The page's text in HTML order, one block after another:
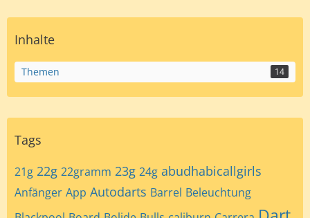
Inhalte
Themen 14
Tags
21g 22g 22gramm 23g 24g abudhabicallgirls
Anfänger App Autodarts Barrel Beleuchtung